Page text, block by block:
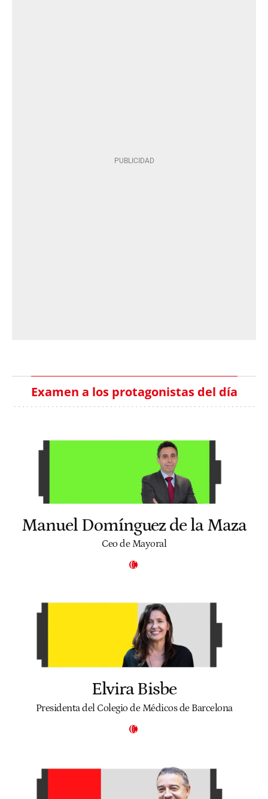
Examen a los protagonistas del día
Manuel Domínguez de la Maza
Ceo de Mayoral
Elvira Bisbe
Presidenta del Colegio de Médicos de Barcelona